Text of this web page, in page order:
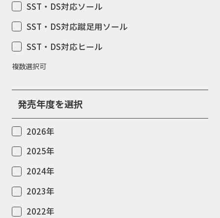
SST・DS対応ソール
SST・DS対応蹴足用ソール
SST・DS対応ヒール
複数選択可
発売年度を選択
2026年
2025年
2024年
2023年
2022年